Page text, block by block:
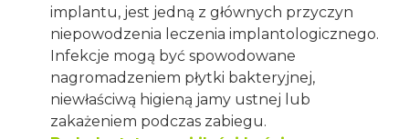
implantu, jest jedną z głównych przyczyn
niepowodzenia leczenia implantologicznego.
Infekcje mogą być spowodowane
nagromadzeniem płytki bakteryjnej,
niewłaściwą higieną jamy ustnej lub
zakażeniem podczas zabiegu.